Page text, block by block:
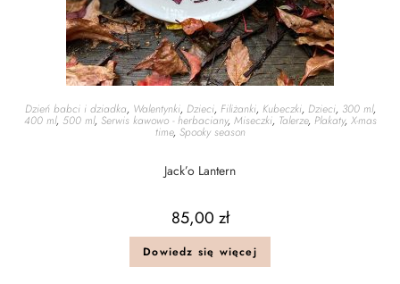
Dzień babci i dziadka, Walentynki, Dzieci, Filiżanki, Kubeczki, Dzieci, 300 ml,
400 ml, 500 ml, Serwis kawowo - herbaciany, Miseczki, Talerze, Plakaty, X-mas
time, Spooky season
Jack’o Lantern
85,00 zł
Dowiedz się więcej